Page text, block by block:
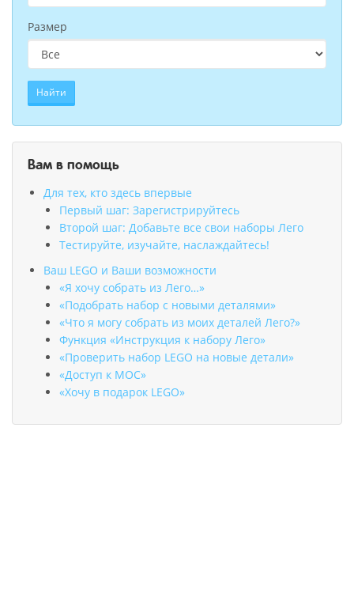
Размер
Найти
Вам в помощь
Для тех, кто здесь впервые
Первый шаг: Зарегистрируйтесь
Второй шаг: Добавьте все свои наборы Лего
Тестируйте, изучайте, наслаждайтесь!
Ваш LEGO и Ваши возможности
«Я хочу собрать из Лего…»
«Подобрать набор с новыми деталями»
«Что я могу собрать из моих деталей Лего?»
Функция «Инструкция к набору Лего»
«Проверить набор LEGO на новые детали»
«Доступ к MOC»
«Хочу в подарок LEGO»